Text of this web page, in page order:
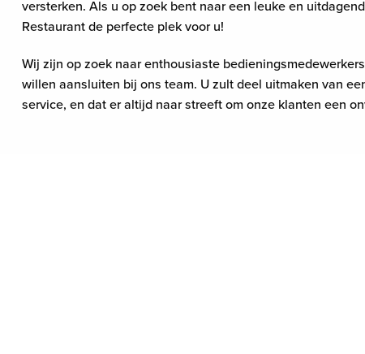
versterken. Als u op zoek bent naar een leuke en
Restaurant de perfecte plek voor u!
Wij zijn op zoek naar enthousiaste
willen aansluiten bij ons team. U zult deel uitmaken van
service, en dat er altijd naar streeft om onze klanten een